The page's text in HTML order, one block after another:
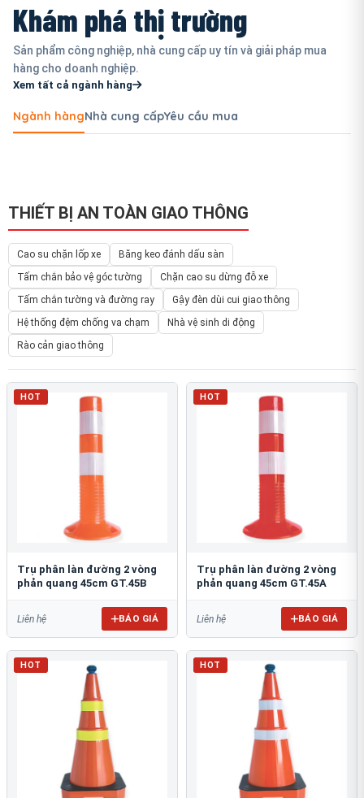
Khám phá thị trường
Sản phẩm công nghiệp, nhà cung cấp uy tín và giải pháp mua
hàng cho doanh nghiệp.
Xem tất cả ngành hàng
Ngành hàngNhà cung cấpYêu cầu mua
THIẾT BỊ AN TOÀN GIAO THÔNG
Cao su chặn lốp xe
Băng keo đánh dấu sàn
Tấm chắn bảo vệ góc tường
Chặn cao su dừng đỗ xe
Tấm chắn tường và đường ray
Gậy đèn dùi cui giao thông
Hệ thống đệm chống va chạm
Nhà vệ sinh di động
Rào cản giao thông
HOT
Trụ phân làn đường 2 vòng
phản quang 45cm GT.45B
Liên hệ BÁO GIÁ
HOT
Trụ phân làn đường 2 vòng
phản quang 45cm GT.45A
Liên hệ BÁO GIÁ
HOT HOT